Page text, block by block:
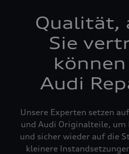
Qualität,
Sie
Audi
Unsere Experten setzen
und Audi Originalteile, um
und sicher wieder auf die
kleinere